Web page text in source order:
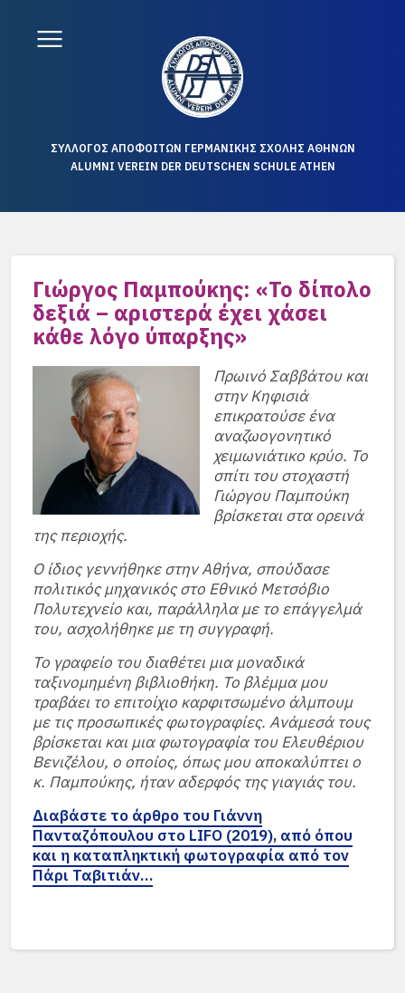
ΣΥΛΛΟΓΟΣ ΑΠΟΦΟΙΤΩΝ ΓΕΡΜΑΝΙΚΗΣ ΣΧΟΛΗΣ ΑΘΗΝΩΝ
ALUMNI VEREIN DER DEUTSCHEN SCHULE ATHEN
Γιώργος Παμπούκης: «Το δίπολο
δεξιά – αριστερά έχει χάσει
κάθε λόγο ύπαρξης»
Πρωινό Σαββάτου και
στην Κηφισιά
επικρατούσε ένα
αναζωογονητικό
χειμωνιάτικο κρύο. Το
σπίτι του στοχαστή
Γιώργου Παμπούκη
βρίσκεται στα ορεινά
της περιοχής.
Ο ίδιος γεννήθηκε στην Αθήνα, σπούδασε
πολιτικός μηχανικός στο Εθνικό Μετσόβιο
Πολυτεχνείο και, παράλληλα με το επάγγελμά
του, ασχολήθηκε με τη συγγραφή.
Το γραφείο του διαθέτει μια μοναδικά
ταξινομημένη βιβλιοθήκη. Το βλέμμα μου
τραβάει το επιτοίχιο καρφιτσωμένο άλμπουμ
με τις προσωπικές φωτογραφίες. Ανάμεσά τους
βρίσκεται και μια φωτογραφία του Ελευθέριου
Βενιζέλου, ο οποίος, όπως μου αποκαλύπτει ο
κ. Παμπούκης, ήταν αδερφός της γιαγιάς του.
Διαβάστε το άρθρο του Γιάννη
Πανταζόπουλου στο LIFO (2019), από όπου
και η καταπληκτική φωτογραφία από τον
Πάρι Ταβιτιάν…